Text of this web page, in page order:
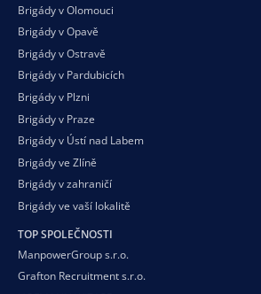
Brigády v Olomouci
Brigády v Opavě
Brigády v Ostravě
Brigády v Pardubicích
Brigády v Plzni
Brigády v Praze
Brigády v Ústí nad Labem
Brigády ve Zlíně
Brigády v zahraničí
Brigády ve vaší lokalitě
TOP SPOLEČNOSTI
ManpowerGroup s.r.o.
Grafton Recruitment s.r.o.